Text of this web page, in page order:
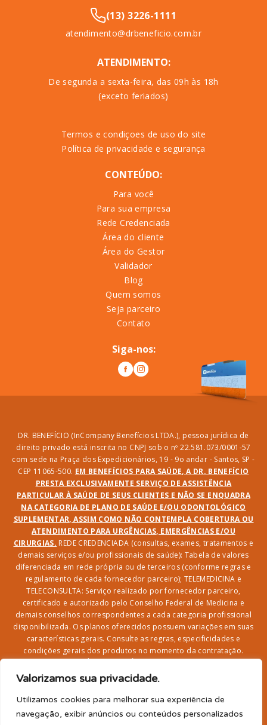
Valorizamos sua privacidade.
Utilizamos cookies para melhorar sua experiência de
navegação, exibir anúncios ou conteúdos personalizados
(13) 3226-1111
atendimento@drbeneficio.com.br
ATENDIMENTO:
De segunda a sexta-feira, das 09h às 18h
(exceto feriados)
Termos e condiçoes de uso do site
Política de privacidade e segurança
CONTEÚDO:
Para você
Para sua empresa
Rede Credenciada
Área do cliente
Área do Gestor
Validador
Blog
Quem somos
Seja parceiro
Contato
Siga-nos:
DR. BENEFÍCIO (InCompany Benefícios LTDA.), pessoa jurídica de
direito privado está inscrita no CNPJ sob o nº 22.581.073/0001-57
com sede na Praça dos Expedicionários, 19 - 9o andar - Santos, SP -
CEP 11065-500. EM BENEFÍCIOS PARA SAÚDE, A DR. BENEFÍCIO
PRESTA EXCLUSIVAMENTE SERVIÇO DE ASSISTÊNCIA
PARTICULAR À SAÚDE DE SEUS CLIENTES E NÃO SE ENQUADRA
NA CATEGORIA DE PLANO DE SAÚDE E/OU ODONTOLÓGICO
SUPLEMENTAR, ASSIM COMO NÃO CONTEMPLA COBERTURA OU
ATENDIMENTO PARA URGÊNCIAS, EMERGÊNCIAS E/OU
CIRURGIAS. REDE CREDENCIADA (consultas, exames, tratamentos e
demais serviços e/ou profissionais de saúde): Tabela de valores
diferenciada em rede própria ou de terceiros (conforme regras e
regulamento de cada fornecedor parceiro); TELEMEDICINA e
TELECONSULTA: Serviço realizado por fornecedor parceiro,
certificado e autorizado pelo Conselho Federal de Medicina e
demais conselhos correspondentes a cada categoria profissional
disponibilizada. Os planos oferecidos possuem variações em suas
características gerais. Consulte as regras, especificidades e
condições gerais dos produtos no momento da contratação.
serviços na rede credenciada;SEGURO DE VIDA, ACIDENTES
PESSOAIS, ASSISTÊNCIA FUNERAL 24H, ASSISTÊNCIA
RESIDENCIAL E SORTEIO: Produto com registro SUSEP
garantido pela SEGUROS SURA (CNPJ sob o nº